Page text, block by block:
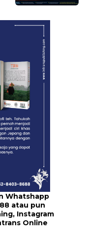
Whatshapp
atau pun
, Instagram
Online